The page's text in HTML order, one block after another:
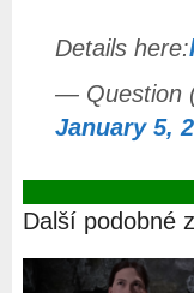
Details here:
— Question
January 5,
Další podobné